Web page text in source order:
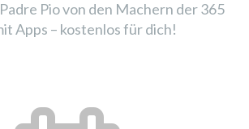
Pio von den Machern der 365
Apps – kostenlos für dich!